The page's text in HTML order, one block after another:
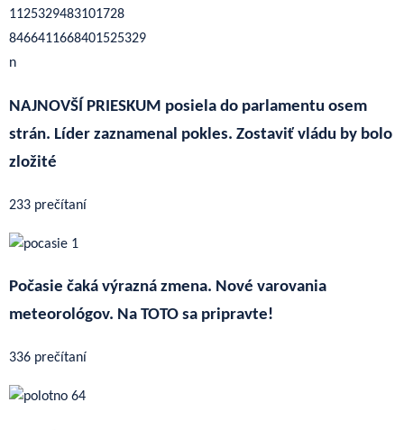
NAJNOVŠÍ PRIESKUM posiela do parlamentu osem
strán. Líder zaznamenal pokles. Zostaviť vládu by bolo
zložité
233 prečítaní
Počasie čaká výrazná zmena. Nové varovania
meteorológov. Na TOTO sa pripravte!
336 prečítaní